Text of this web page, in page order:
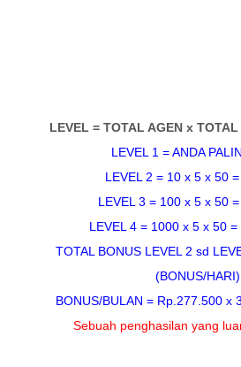
LEVEL = TOTAL AGEN x
LEVEL 1 = ANDA
LEVEL 2 = 10 x 5 x 50
LEVEL 3 = 100 x 5 x 50
LEVEL 4 = 1000 x 5 x 50
TOTAL BONUS LEVEL 2 sd
(BONUS/HARI)
BONUS/BULAN = Rp.277.500 x
Sebuah penghasilan yang